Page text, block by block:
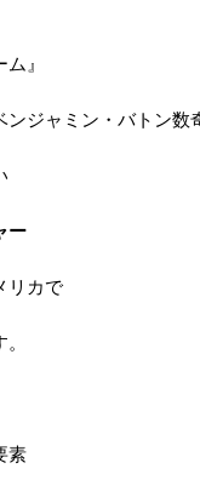
』
ンジャミン・バトン数
ー
リカで
素